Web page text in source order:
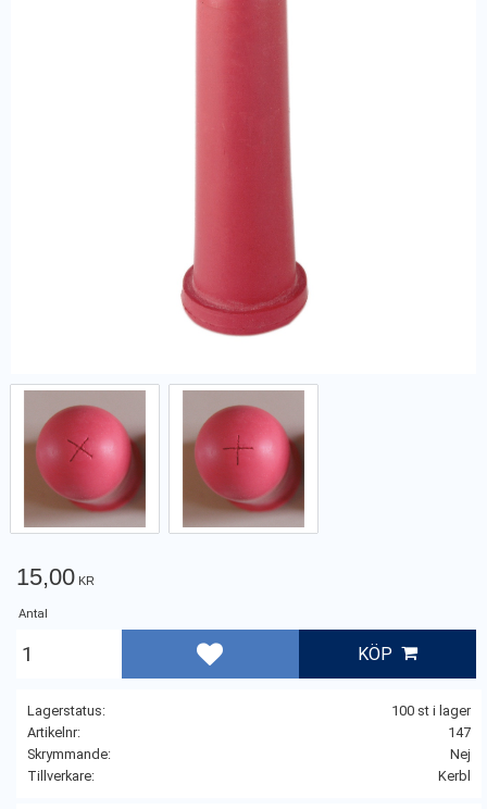
15,00 KR
Antal
KÖP
Lägg till i favoriter
Lagerstatus
100 st i lager
Artikelnr
147
Skrymmande
Nej
Tillverkare
Kerbl